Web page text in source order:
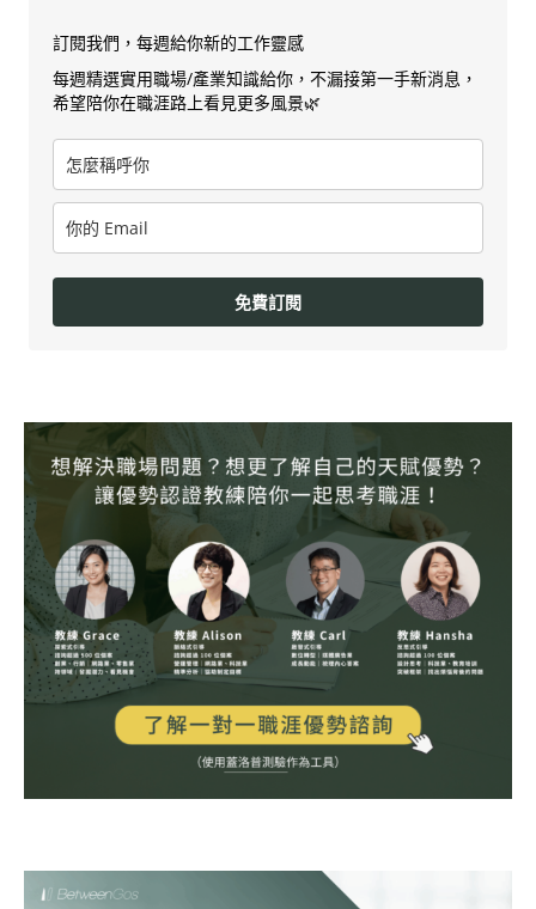
訂閱我們，每週給你新的工作靈感
每週精選實用職場/產業知識給你，不漏接第一手新消息，
希望陪你在職涯路上看見更多風景🌿
免費訂閱